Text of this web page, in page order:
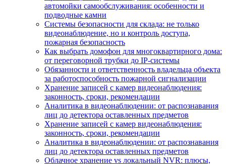
автомойки самообслуживания: особенности и
подводные камни
Системы безопасности для склада: не только
видеонаблюдение, но и контроль доступа,
пожарная безопасность
Как выбрать домофон для многоквартирного дома:
от переговорной трубки до IP-системы
Обязанности и ответственность владельца объекта
за работоспособность пожарной сигнализации
Хранение записей с камер видеонаблюдения:
законность, сроки, рекомендации
Аналитика в видеонаблюдении: от распознавания
лиц до детектора оставленных предметов
Хранение записей с камер видеонаблюдения:
законность, сроки, рекомендации
Аналитика в видеонаблюдении: от распознавания
лиц до детектора оставленных предметов
Облачное хранение vs локальный NVR: плюсы,